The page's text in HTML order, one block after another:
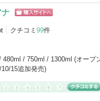
ナ
グサイトへ
クチコミ 99件
480ml / 750ml / 1300ml (オープ
15追加発売)